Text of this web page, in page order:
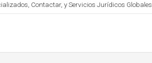
Contactar, y Servicios Jurídicos Globales.